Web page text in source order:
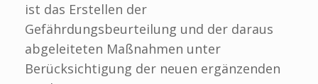
ist das Erstellen der
Gefährdungsbeurteilung und der daraus
abgeleiteten Maßnahmen unter
Berücksichtigung der neuen ergänzenden